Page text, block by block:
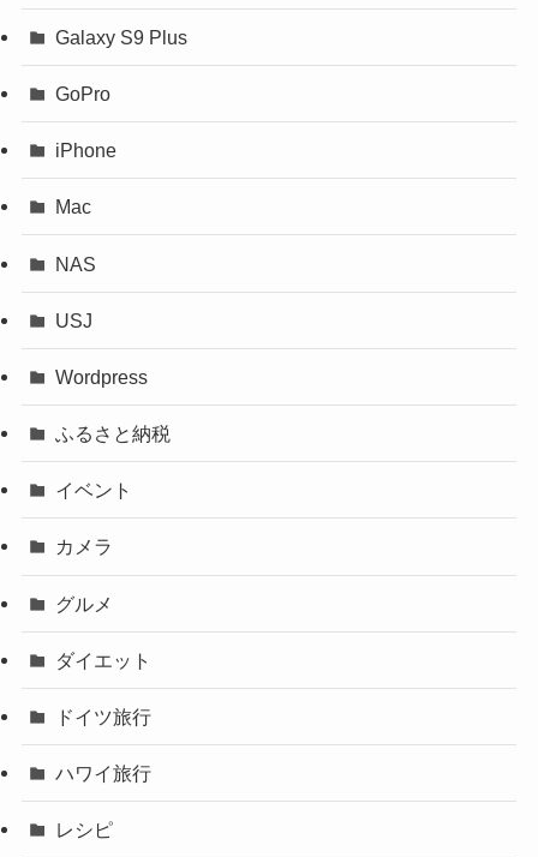
Galaxy S9 Plus
GoPro
iPhone
Mac
NAS
USJ
Wordpress
ふるさと納税
イベント
カメラ
グルメ
ダイエット
ドイツ旅行
ハワイ旅行
レシピ